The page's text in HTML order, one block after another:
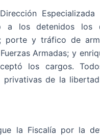
Especializada
a los detenidos los
porte y tráfico de
Armadas; y
los cargos.
privativas de la
la Fiscalía por la